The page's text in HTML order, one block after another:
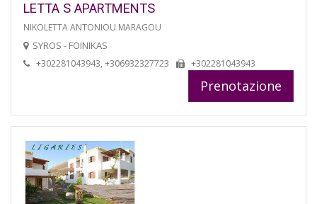
LETTA S APARTMENTS
NIKOLETTA ANTONIOU MARAGOU
SYROS - FOINIKAS
+302281043943, +306932327723 +302281043943
Prenotazione